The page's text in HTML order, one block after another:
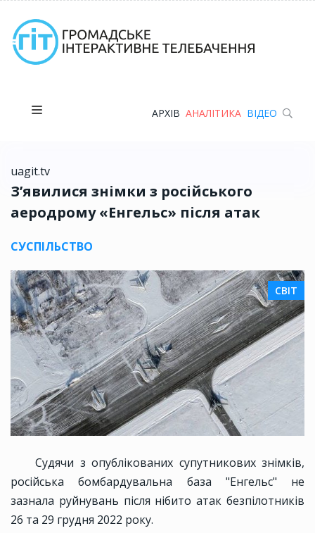
АРХІВ АНАЛІТИКА ВІДЕО
uagit.tv
З’явилися знімки з російського
аеродрому «Енгельс» після атак
СУСПІЛЬСТВО
СВІТ
Судячи з опублікованих супутникових знімків,
російська бомбардувальна база "Енгельс" не
зазнала руйнувань після нібито атак безпілотників
26 та 29 грудня 2022 року.